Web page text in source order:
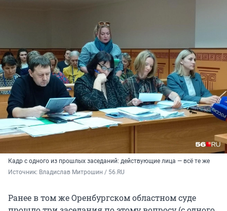
Кадр с одного из прошлых заседаний: действующие лица — всё те же
Источник: Владислав Митрошин / 56.RU
Ранее в том же Оренбургском областном суде